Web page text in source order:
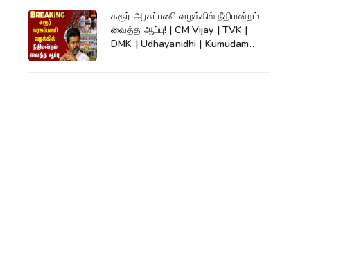
கரூர் அரசுப்பணி வழக்கில் நீதிமன்றம்
வைத்த ஆப்பு! | CM Vijay | TVK |
DMK | Udhayanidhi | Kumudam